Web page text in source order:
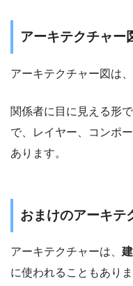
アーキテクチャー
アーキテクチャー図は、
関係者に目に見える形
で、レイヤー、コンポ
あります。
おまけのアーキテ
アーキテクチャーは、
に使われることもあり